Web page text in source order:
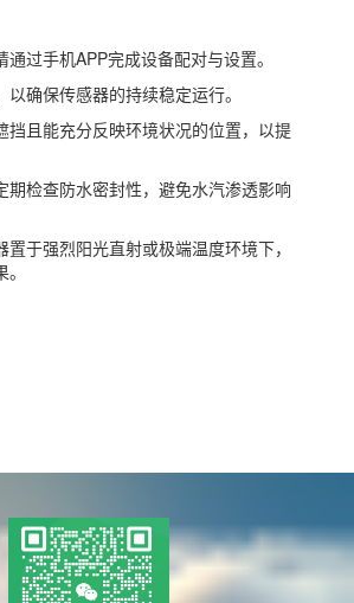
过手机APP完成设备配对与设置。
确保传感器的持续稳定运行。
挡且能充分反映环境状况的位置，以提
期检查防水密封性，避免水汽渗透影响
置于强烈阳光直射或极端温度环境下，